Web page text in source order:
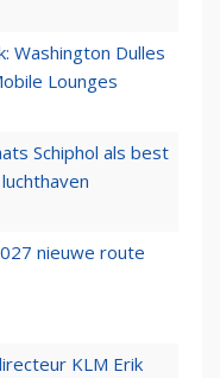
Washington Dulles
Lounges
Schiphol als best
nieuwe route
KLM Erik